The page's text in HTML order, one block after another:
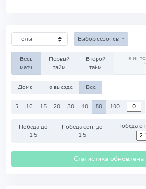
Выбор сезонов
Весь
матч
Первый
тайм
Второй
тайм
Дома На выезде Все
5 10 15 20 30 40 50 100
Победа до
1.5
Победа соп. до
1.5
Победа от
Статистика обновлена